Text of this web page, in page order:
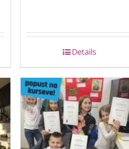
Details